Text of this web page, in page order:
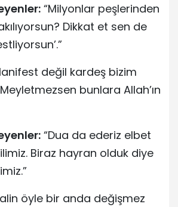
“Milyonlar peşlerinden
Dikkat et sen de
değil kardeş bizim
bunlara Allah’ın
“Dua da ederiz elbet
Biraz hayran olduk diye
öyle bir anda değişmez